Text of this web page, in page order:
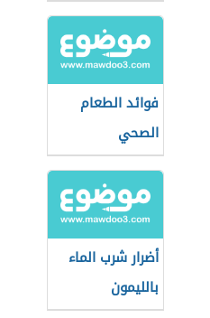
فوائد الطعام
الصحي
أضرار شرب الماء
بالليمون